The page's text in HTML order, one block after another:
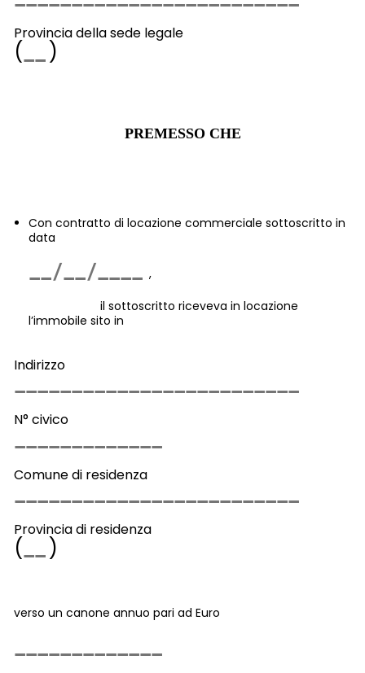
Provincia della sede legale
( )
PREMESSO CHE
Con contratto di locazione commerciale sottoscritto in
data
,
il sottoscritto riceveva in locazione
l’immobile sito in
Indirizzo
N° civico
Comune di residenza
Provincia di residenza
( )
verso un canone annuo pari ad Euro